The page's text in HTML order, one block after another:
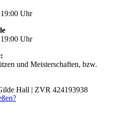
Uhr
Uhr
und Meisterschaften, bzw.
Hall | ZVR 424193938